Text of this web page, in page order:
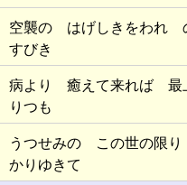
空襲の はげしきをわれ
すびき
病より 癒えて来れば 最
りつも
うつせみの この世の限
かりゆきて